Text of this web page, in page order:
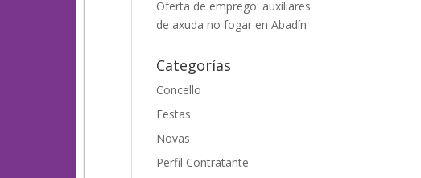
Oferta de emprego: auxiliares
de axuda no fogar en Abadín
Categorías
Concello
Festas
Novas
Perfil Contratante